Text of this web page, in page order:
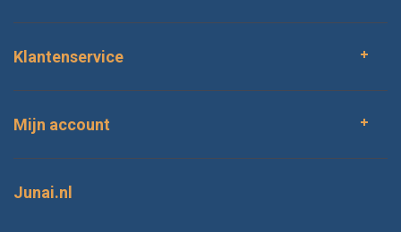
Klantenservice
Mijn account
Junai.nl